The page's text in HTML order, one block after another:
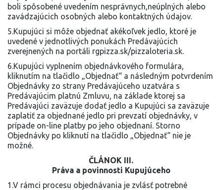
boli spôsobené uvedením nesprávnych,neúplných alebo
zavádzajúcich osobných alebo kontaktných údajov.
5.Kupujúci si môže objednať akékoľvek jedlo, ktoré je
uvedené v jednotlivých ponukách Predávajúcich
zverejnených na portáli rgpizza.sk/pizzaloteria.sk.
6.Kupujúci vyplnením objednávkového formulára,
kliknutím na tlačidlo „Objednať“ a následným potvrdením
Objednávky zo strany Predávajúceho uzatvára s
Predávajúcim platnú Zmluvu, na základe ktorej sa
Predávajúci zaväzuje dodať jedlo a Kupujúci sa zaväzuje
zaplatiť za objednané jedlo pri prevzatí objednávky, v
prípade on-line platby po jeho objednaní. Storno
Objednávky po kliknutí na tlačidlo „Objednať“ nie je
možné.
ČLÁNOK III.
Práva a povinnosti Kupujúceho
1.V rámci procesu objednávania je zvlásť potrebné